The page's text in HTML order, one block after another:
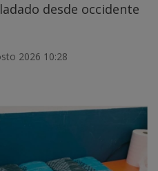
desde occidente
2026 10:28